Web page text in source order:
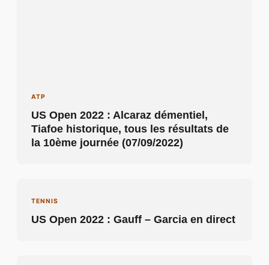
ATP
US Open 2022 : Alcaraz démentiel,
Tiafoe historique, tous les résultats de
la 10ème journée (07/09/2022)
TENNIS
US Open 2022 : Gauff – Garcia en direct